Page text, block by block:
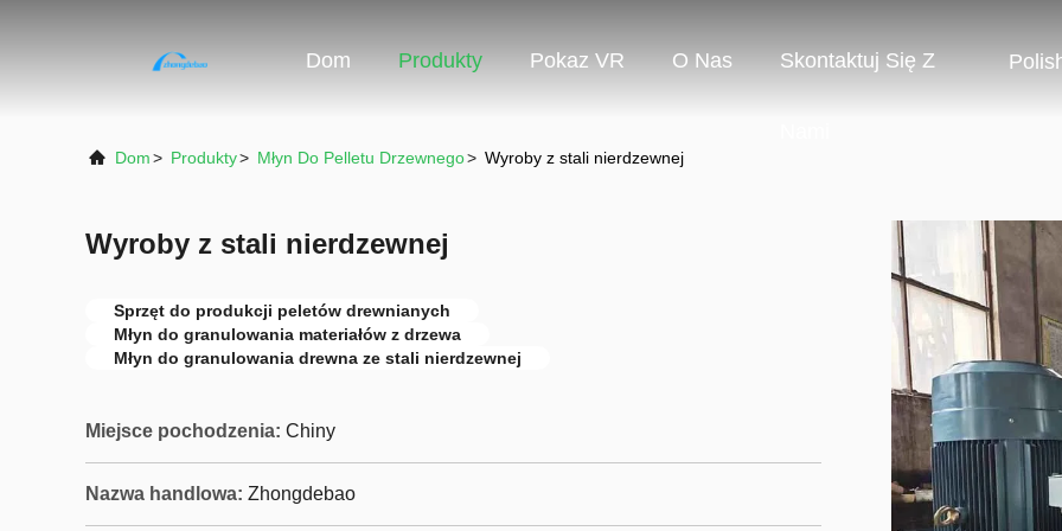
Dom Produkty Pokaz VR O Nas Skontaktuj Się Z
Dom> Produkty> Młyn Do Pelletu Drzewnego> Wyroby z stali nierdzewnej
Wyroby z stali nierdzewnej
Sprzęt do produkcji peletów drewnianych
Młyn do granulowania materiałów z drzewa
Młyn do granulowania drewna ze stali nierdzewnej
Miejsce pochodzenia: Chiny
Nazwa handlowa: Zhongdebao